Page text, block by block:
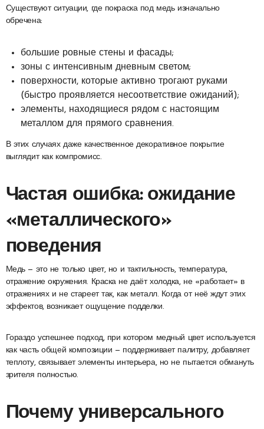
Существуют ситуации, где покраска под медь изначально
обречена:
большие ровные стены и фасады;
зоны с интенсивным дневным светом;
поверхности, которые активно трогают руками
(быстро проявляется несоответствие ожиданий);
элементы, находящиеся рядом с настоящим
металлом для прямого сравнения.
В этих случаях даже качественное декоративное покрытие
выглядит как компромисс.
Частая ошибка: ожидание
«металлического»
поведения
Медь — это не только цвет, но и тактильность, температура,
отражение окружения. Краска не даёт холодка, не «работает» в
отражениях и не стареет так, как металл. Когда от неё ждут этих
эффектов, возникает ощущение подделки.
Гораздо успешнее подход, при котором медный цвет используется
как часть общей композиции — поддерживает палитру, добавляет
теплоту, связывает элементы интерьера, но не пытается обмануть
зрителя полностью.
Почему универсального